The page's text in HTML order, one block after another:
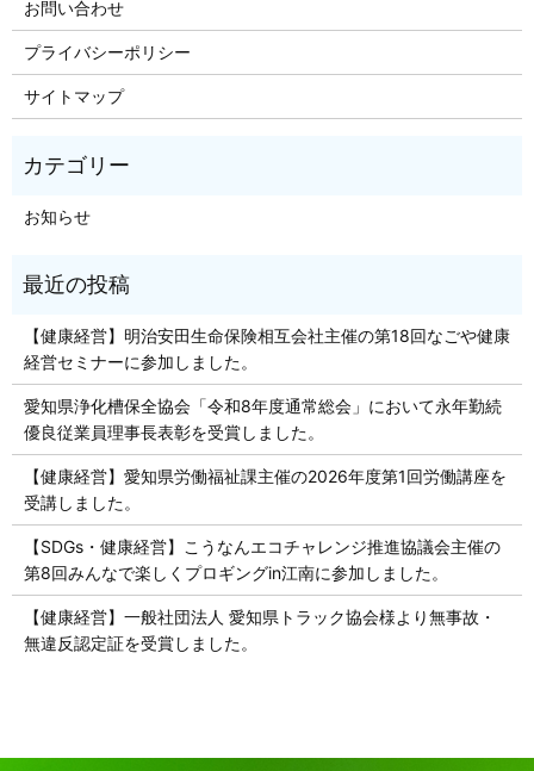
お問い合わせ
プライバシーポリシー
サイトマップ
お知らせ
【健康経営】明治安田生命保険相互会社主催の第18回なごや健康
経営セミナーに参加しました。
愛知県浄化槽保全協会「令和8年度通常総会」において永年勤続
優良従業員理事長表彰を受賞しました。
【健康経営】愛知県労働福祉課主催の2026年度第1回労働講座を
受講しました。
【SDGs・健康経営】こうなんエコチャレンジ推進協議会主催の
第8回みんなで楽しくプロギングin江南に参加しました。
【健康経営】一般社団法人 愛知県トラック協会様より無事故・
無違反認定証を受賞しました。